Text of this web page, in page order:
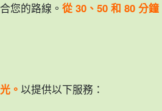
您的路線。 從 30、50 和 80 分鐘
。 以提供以下服務：